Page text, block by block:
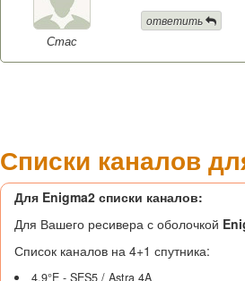
Стас
ответить
Списки каналов
Для Enigma2 списки каналов:
Для Вашего ресивера с оболочкой
Список каналов на 4+1 спутника:
4.9°E - SES5 / Astra 4A